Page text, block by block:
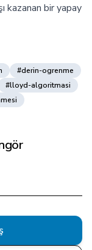
kazanan bir yapay
#derin-ogrenme
#lloyd-algoritmasi